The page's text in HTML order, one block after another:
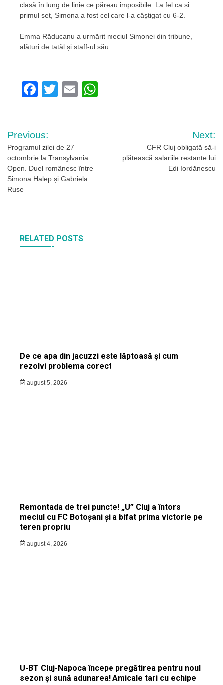
clasă în lung de linie ce păreau imposibile. La fel ca și
primul set, Simona a fost cel care l-a câștigat cu 6-2.
Emma Răducanu a urmărit meciul Simonei din tribune,
alături de tatăl și staff-ul său.
Facebook
Twitter
Email
Navigare
în
articole
Previous:
Programul zilei de 27
octombrie la Transylvania
Open. Duel românesc între
Simona Halep și Gabriela
Ruse
Next:
CFR Cluj obligată să-i
plătească salariile restante lui
Edi Iordănescu
RELATED POSTS
De ce apa din jacuzzi este lăptoasă și cum
rezolvi problema corect
august 5, 2026
Remontada de trei puncte! „U” Cluj a întors
meciul cu FC Botoșani și a bifat prima victorie pe
teren propriu
august 4, 2026
U-BT Cluj-Napoca începe pregătirea pentru noul
sezon și sună adunarea! Amicale tari cu echipe